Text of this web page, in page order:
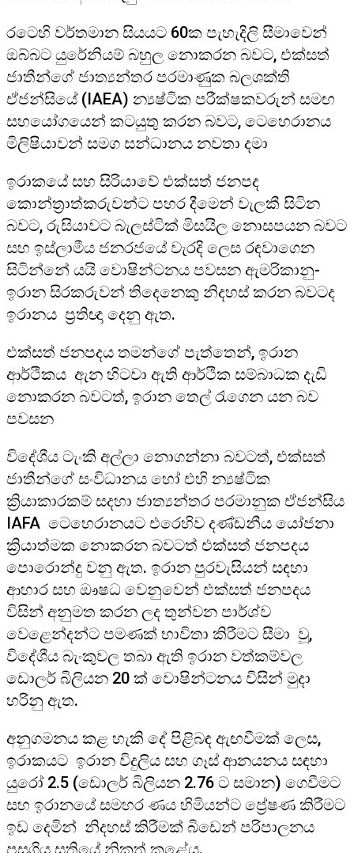
රටෙහි වර්තමාන සියයට 60ක පැහැදිලි සීමාවෙන්
ඔබ්බට යුරේනියම් බහුල නොකරන බවට, එක්සත්
ජාතීන්ගේ ජාත්‍යන්තර පරමාණුක බලශක්ති
ඒජන්සියේ (IAEA) න්‍යෂ්ටික පරීක්ෂකවරුන් සමඟ
සහයෝගයෙන් කටයුතු කරන බවට, ටෙහෙරානය
මිලිෂියාවන් සමග සන්ධානය නවතා දමා
ඉරාකයේ සහ සිරියාවේ එක්සත් ජනපද
කොන්ත්‍රාත්කරුවන්ට පහර දීමෙන් වැලකී සිටින
බවට, රුසියාවට බැලස්ටික් මිසයිල නොසපයන බවට
සහ ඉස්ලාමීය ජනරජයේ වැරදි ලෙස රඳවාගෙන
සිටින්නේ යයි වොෂින්ටනය පවසන ඇමරිකානු-
ඉරාන සිරකරුවන් තිදෙනෙකු නිදහස් කරන බවටද
ඉරානය ප්‍රතිඥා දෙනු ඇත.
එක්සත් ජනපදය තමන්ගේ පැත්තෙන්, ඉරාන
ආර්ථිකය ඇන හිටවා ඇති ආර්ථික සම්බාධක දැඩි
නොකරන බවටත්, ඉරාන තෙල් රැගෙන යන බව
පවසන
විදේශීය ටැංකි අල්ලා නොගන්නා බවටත්, එක්සත්
ජාතීන්ගේ සංවිධානය හෝ එහි න්‍යෂ්ටික
ක්‍රියාකාරකම් සදහා ජාත්‍යන්තර පරමානුක ඒජන්සිය
IAFA ටෙහෙරානයට එරෙහිව දණ්ඩනීය යෝජනා
ක්‍රියාත්මක නොකරන බවටත් එක්සත් ජනපදය
පොරොන්දු වනු ඇත. ඉරාන පුරවැසියන් සඳහා
ආහාර සහ ඖෂධ වෙනුවෙන් එක්සත් ජනපදය
විසින් අනුමත කරන ලද තුන්වන පාර්ශ්ව
වෙළෙන්දන්ට පමණක් භාවිතා කිරීමට සීමා වූ,
විදේශීය බැංකුවල තබා ඇති ඉරාන වත්කම්වල
ඩොලර් බිලියන 20 ක් වොෂින්ටනය විසින් මුදා
හරිනු ඇත.
අනුගමනය කළ හැකි දේ පිළිබඳ ඇඟවීමක් ලෙස,
ඉරාකයට ඉරාන විදුලිය සහ ගෑස් ආනයනය සඳහා
යුරෝ 2.5 (ඩොලර් බිලියන 2.76 ට සමාන) ගෙවීමට
සහ ඉරානයේ සමහර ණය හිමියන්ට ප්‍රේෂණ කිරීමට
ඉඩ දෙමින් නිදහස් කිරීමක් බිඩෙන් පරිපාලනය